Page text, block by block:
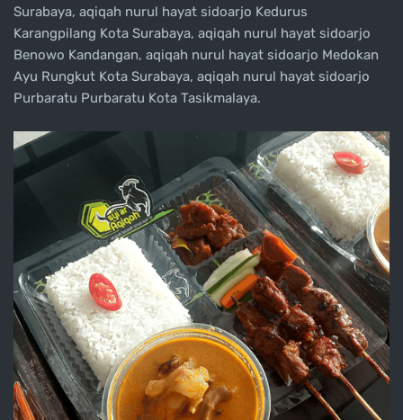
Surabaya, aqiqah nurul hayat sidoarjo Kedurus
Karangpilang Kota Surabaya, aqiqah nurul hayat sidoarjo
Benowo Kandangan, aqiqah nurul hayat sidoarjo Medokan
Ayu Rungkut Kota Surabaya, aqiqah nurul hayat sidoarjo
Purbaratu Purbaratu Kota Tasikmalaya.